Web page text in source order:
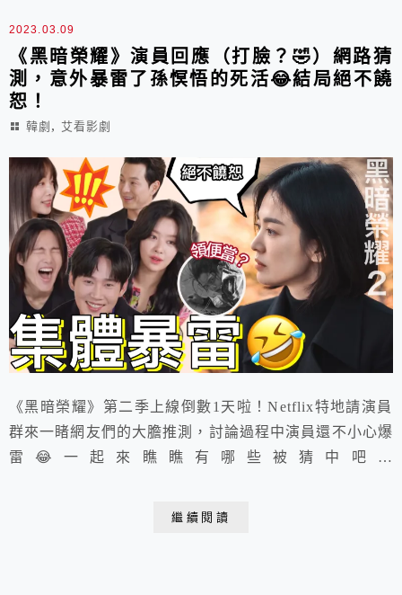
2023.03.09
《黑暗榮耀》演員回應（打臉？🤣）網路猜
測，意外暴雷了孫慏悟的死活😂結局絕不饒
恕！
韓劇 , 艾看影劇
《黑暗榮耀》第二季上線倒數1天啦！Netflix特地請演員
群來一睹網友們的大膽推測，討論過程中演員還不小心爆
雷😂一起來瞧瞧有哪些被猜中吧！
繼續閱讀